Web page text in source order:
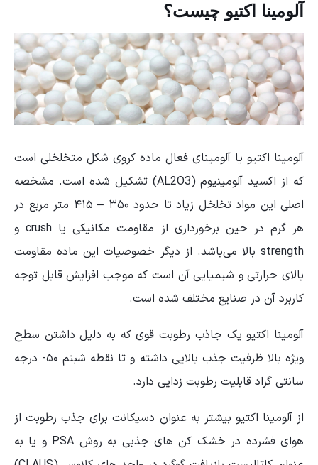
آلومینا اکتیو چیست؟
آلومینا اکتیو یا آلومینای فعال ماده کروی شکل متخلخلی است
که از اکسید آلومینیوم (AL2O3) تشکیل شده است. مشخصه
اصلی این مواد تخلخل زیاد تا حدود ۳۵۰ – ۴۱۵ متر مربع در
هر گرم در حین برخورداری از مقاومت مکانیکی یا crush و
strength بالا می‌باشد. از دیگر خصوصیات این ماده مقاومت
بالای حرارتی و شیمیایی آن است که موجب افزایش قابل توجه
کاربرد آن در صنایع مختلف شده است.
آلومینا اکتیو یک جاذب رطوبت قوی که به دلیل داشتن سطح
ویژه بالا ظرفیت جذب بالایی داشته و تا نقطه شبنم ۵۰- درجه
سانتی گراد قابلیت رطوبت زدایی دارد.
از آلومینا اکتیو بیشتر به عنوان دسیکانت برای جذب رطوبت از
هوای فشرده در خشک کن های جذبی به روش PSA و یا به